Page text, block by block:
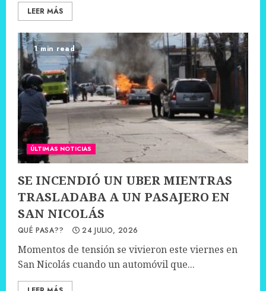
LEER MÁS
1 min read
ÚLTIMAS NOTICIAS
SE INCENDIÓ UN UBER MIENTRAS
TRASLADABA A UN PASAJERO EN
SAN NICOLÁS
QUÉ PASA?? 24 JULIO, 2026
Momentos de tensión se vivieron este viernes en
San Nicolás cuando un automóvil que...